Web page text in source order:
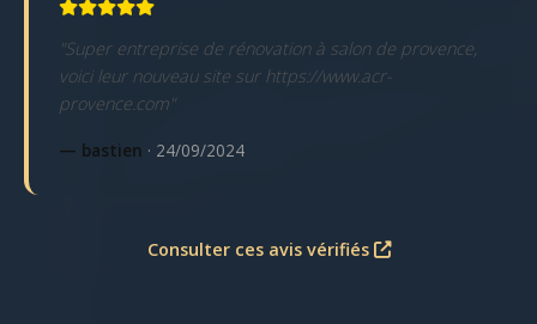
"Super entreprise de rénovation à salon de provence,
voici leur nouveau site sur https://www.acr-
provence.com"
— bastien · 24/09/2024
Consulter ces avis vérifiés